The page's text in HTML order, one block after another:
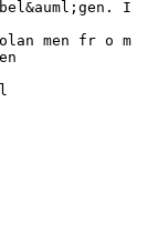
I
men fr o m